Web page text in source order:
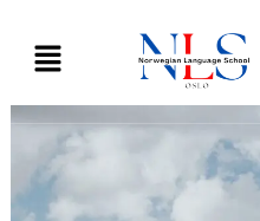
content
Menu